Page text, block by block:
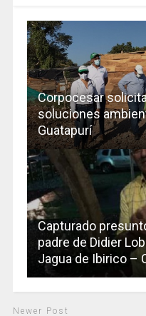
Corpocesar
soluciones
Guatapurí
Capturado
padre de Didier
Jagua de Ibirico –
Newer Post